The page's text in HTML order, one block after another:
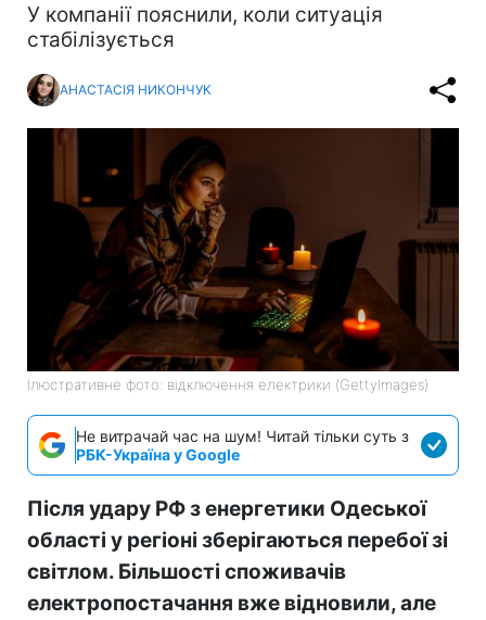
У компанії пояснили, коли ситуація
стабілізується
АНАСТАСІЯ НИКОНЧУК
Ілюстративне фото: відключення електрики (GettyImages)
Не витрачай час на шум! Читай тільки суть з
РБК-Україна у Google
Після удару РФ з енергетики Одеської
області у регіоні зберігаються перебої зі
світлом. Більшості споживачів
електропостачання вже відновили, але